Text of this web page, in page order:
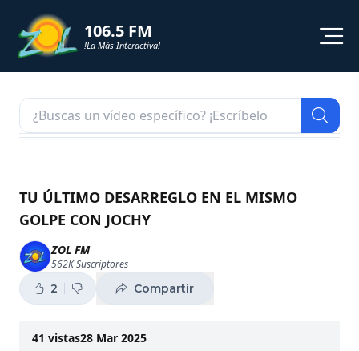
106.5 FM
!La Más Interactiva!
NOTICIAS
SHORTS
PODCAST
ZOL TV
TU ÚLTIMO DESARREGLO EN EL MISMO
GOLPE CON JOCHY
ZOL FM
562KSuscriptores
2 Compartir
41 vistas28 Mar 2025